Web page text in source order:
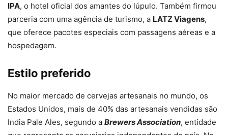
IPA, o hotel oficial dos amantes do lúpulo. Também firmou
parceria com uma agência de turismo, a LATZ Viagens,
que oferece pacotes especiais com passagens aéreas e a
hospedagem.
Estilo preferido
No maior mercado de cervejas artesanais no mundo, os
Estados Unidos, mais de 40% das artesanais vendidas são
India Pale Ales, segundo a Brewers Association, entidade